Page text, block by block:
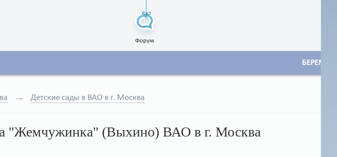
Форум
Детские сады в ВАО в г. Москва
"Жемчужинка" (Выхино) ВАО в г. Москва